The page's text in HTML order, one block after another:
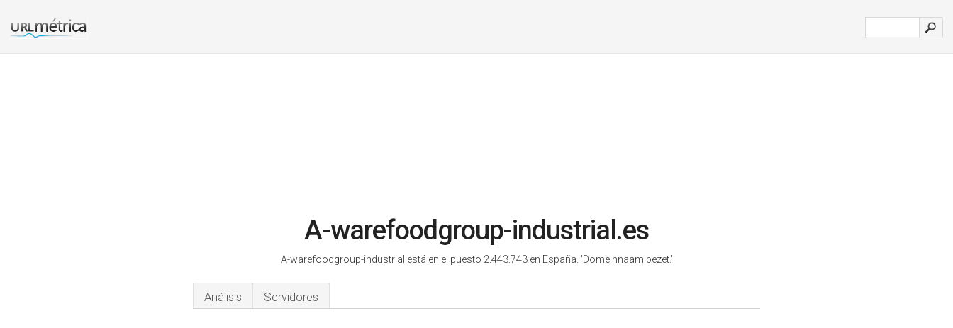
A-warefoodgroup-industrial.es
A-warefoodgroup-industrial está en el puesto 2.443.743 en España. 'Domeinnaam bezet.'
Análisis Servidores